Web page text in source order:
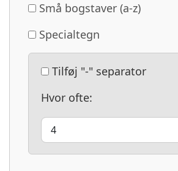
Små bogstaver (a-z)
Specialtegn
Tilføj "-" separator
Hvor ofte: